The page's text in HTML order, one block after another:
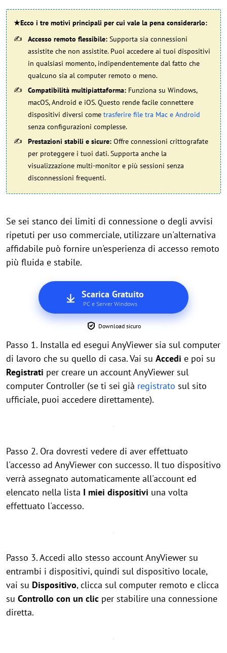
★Ecco i tre motivi principali per cui vale la pena considerarlo:
Accesso remoto flessibile: Supporta sia connessioni
assistite che non assistite. Puoi accedere ai tuoi dispositivi
in qualsiasi momento, indipendentemente dal fatto che
qualcuno sia al computer remoto o meno.
Compatibilità multipiattaforma: Funziona su Windows,
macOS, Android e iOS. Questo rende facile connettere
dispositivi diversi come trasferire file tra Mac e Android
senza configurazioni complesse.
Prestazioni stabili e sicure: Offre connessioni crittografate
per proteggere i tuoi dati. Supporta anche la
visualizzazione multi-monitor e più sessioni senza
disconnessioni frequenti.
Se sei stanco dei limiti di connessione o degli avvisi
ripetuti per uso commerciale, utilizzare un'alternativa
affidabile può fornire un'esperienza di accesso remoto
più fluida e stabile.
Scarica Gratuito
PC e Server Windows
Download sicuro
Passo 1. Installa ed esegui AnyViewer sia sul computer
di lavoro che su quello di casa. Vai su Accedi e poi su
Registrati per creare un account AnyViewer sul
computer Controller (se ti sei già registrato sul sito
ufficiale, puoi accedere direttamente).
Passo 2. Ora dovresti vedere di aver effettuato
l'accesso ad AnyViewer con successo. Il tuo dispositivo
verrà assegnato automaticamente all'account ed
elencato nella lista I miei dispositivi una volta
effettuato l'accesso.
Passo 3. Accedi allo stesso account AnyViewer su
entrambi i dispositivi, quindi sul dispositivo locale,
vai su Dispositivo, clicca sul computer remoto e clicca
su Controllo con un clic per stabilire una connessione
diretta.